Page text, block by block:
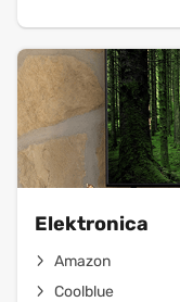
Elektronica
Amazon
Coolblue